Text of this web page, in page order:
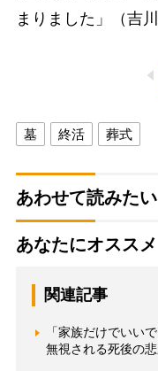
まりました」（吉川
墓 終活 葬式
あわせて読みたい
あなたにオススメ
関連記事
「家族だけでいい
無視される死後の悲